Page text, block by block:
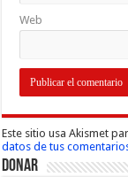
Web
Este sitio usa Akismet
datos de tus
Donar